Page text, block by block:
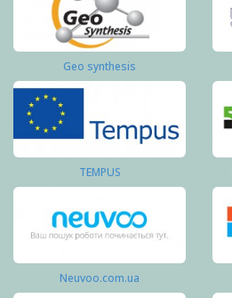
Geo synthesis
TEMPUS
Neuvoo.com.ua